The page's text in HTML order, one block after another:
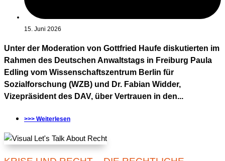
15. Juni 2026
Unter der Moderation von Gottfried Haufe diskutierten im
Rahmen des Deutschen Anwaltstags in Freiburg Paula
Edling vom Wissenschaftszentrum Berlin für
Sozialforschung (WZB) und Dr. Fabian Widder,
Vizepräsident des DAV, über Vertrauen in den...
>>> Weiterlesen